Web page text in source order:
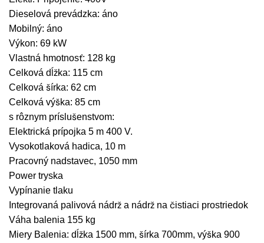
Dieselová prevádzka: áno
Mobilný: áno
Výkon: 69 kW
Vlastná hmotnosť: 128 kg
Celková dĺžka: 115 cm
Celková šírka: 62 cm
Celková výška: 85 cm
s rôznym príslušenstvom:
Elektrická prípojka 5 m 400 V.
Vysokotlaková hadica, 10 m
Pracovný nadstavec, 1050 mm
Power tryska
Vypínanie tlaku
Integrovaná palivová nádrž a nádrž na čistiaci prostriedok
Váha balenia 155 kg
Miery Balenia: dĺžka 1500 mm, šírka 700mm, výška 900